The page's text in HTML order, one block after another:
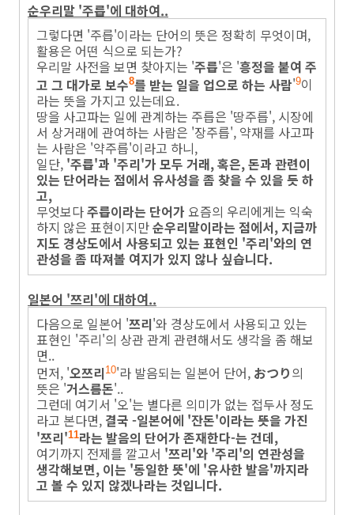
순우리말 '주릅'에 대하여..
그렇다면 '주릅'이라는 단어의 뜻은 정확히 무엇이며,
활용은 어떤 식으로 되는가?
우리말 사전을 보면 찾아지는 '주릅'은 '흥정을 붙여 주
고 그 대가로 보수8를 받는 일을 업으로 하는 사람'9이
라는 뜻을 가지고 있는데요.
땅을 사고파는 일에 관계하는 주릅은 '땅주릅', 시장에
서 상거래에 관여하는 사람은 '장주릅', 약재를 사고파
는 사람은 '약주릅'이라고 하니,
일단, '주릅'과 '주리'가 모두 거래, 혹은, 돈과 관련이
있는 단어라는 점에서 유사성을 좀 찾을 수 있을 듯 하
고,
무엇보다주릅이라는 단어가 요즘의 우리에게는 익숙
하지 않은 표현이지만순우리말이라는 점에서, 지금까
지도 경상도에서 사용되고 있는 표현인 '주리'와의 연
관성을 좀 따져볼 여지가 있지 않나 싶습니다.
일본어 '쯔리'에 대하여..
다음으로 일본어 '쯔리'와 경상도에서 사용되고 있는
표현인 '주리'의 상관 관계 관련해서도 생각을 좀 해보
면..
먼저, '오쯔리10'라 발음되는 일본어 단어, おつり의
뜻은 '거스름돈'..
그런데 여기서 '오'는 별다른 의미가 없는 접두사 정도
라고 본다면, 결국 -일본어에 '잔돈'이라는 뜻을 가진
'쯔리'11라는 발음의 단어가 존재한다-는 건데,
여기까지 전제를 깔고서 '쯔리'와 '주리'의 연관성을
생각해보면, 이는 '동일한 뜻'에 '유사한 발음'까지라
고 볼 수 있지 않겠나라는 것입니다.